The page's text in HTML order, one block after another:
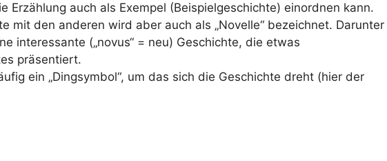
Erzählung auch als Exempel (Beispielgeschichte) einordnen kann.
mit den anderen wird aber auch als „Novelle“ bezeichnet. Darunter
interessante („novus“ = neu) Geschichte, die etwas
präsentiert.
ein „Dingsymbol“, um das sich die Geschichte dreht (hier der